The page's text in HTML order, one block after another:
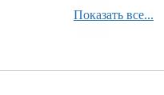
Показать все...